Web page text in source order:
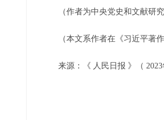
（作者为中央党史和文献研
（本文系作者在《习近平著
来源：《 人民日报 》（